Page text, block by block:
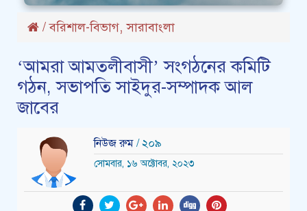
/বরিশাল-বিভাগ,সারাবাংলা
‘আমরা আমতলীবাসী’ সংগঠনের কমিটি
গঠন, সভাপতি সাইদুর-সম্পাদক আল
জাবের
নিউজ রুম / ২০৯
সোমবার, ১৬ অক্টোবর, ২০২৩